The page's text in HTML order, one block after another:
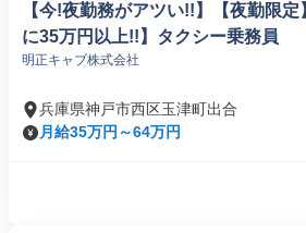
【今!夜勤務がアツい!!】【夜勤限
に35万円以上!!】タクシー乗務員
明正キャブ株式会社
兵庫県神戸市西区玉津町出合
月給35万円～64万円